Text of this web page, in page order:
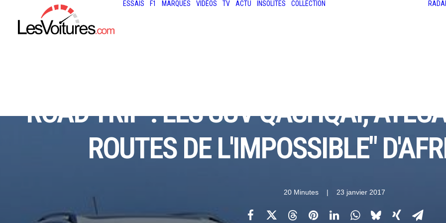
ESSAIS F1 MARQUES VIDÉOS TV ACTU INSOLITES COLLECTION
ROAD TRIP : LES SUV QASHQAI,
ROUTES DE L'IMPOSSIBLE"
20 Minutes | 23 janvier 2017